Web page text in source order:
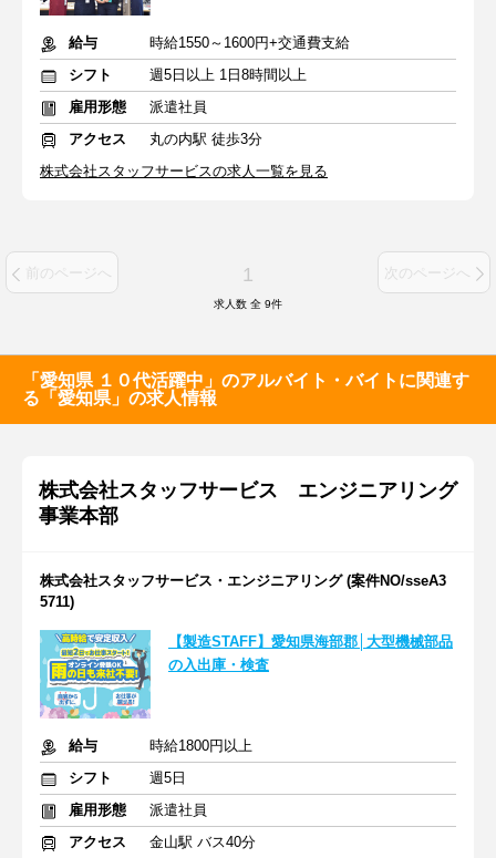
給与
時給1550～1600円+交通費支給
シフト
週5日以上 1日8時間以上
雇用形態
派遣社員
アクセス
丸の内駅 徒歩3分
株式会社スタッフサービスの求人一覧を見る
前のページへ 1 次のページへ
求人数 全 9件
「愛知県 １０代活躍中」のアルバイト・バイトに関連す
る「愛知県」の求人情報
株式会社スタッフサービス エンジニアリング
事業本部
株式会社スタッフサービス・エンジニアリング (案件NO/sseA3
5711)
【製造STAFF】愛知県海部郡│大型機械部品
の入出庫・検査
給与
時給1800円以上
シフト
週5日
雇用形態
派遣社員
アクセス
金山駅 バス40分